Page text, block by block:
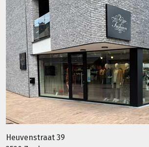
Heuvenstraat 39